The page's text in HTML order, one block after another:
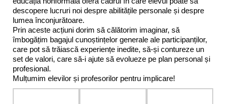
descopere lucruri noi despre abilitățile personale și despre
lumea înconjurătoare.
Prin aceste acțiuni dorim să călătorim imaginar, să
îmbogățim bagajul cunoștințelor generale ale participanților,
care pot să trăiască experiențe inedite, să-și contureze un
set de valori, care să-i ajute să evolueze pe plan personal și
profesional.
Mulțumim elevilor și profesorilor pentru implicare!